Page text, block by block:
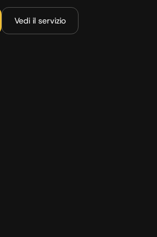
Vedi il servizio